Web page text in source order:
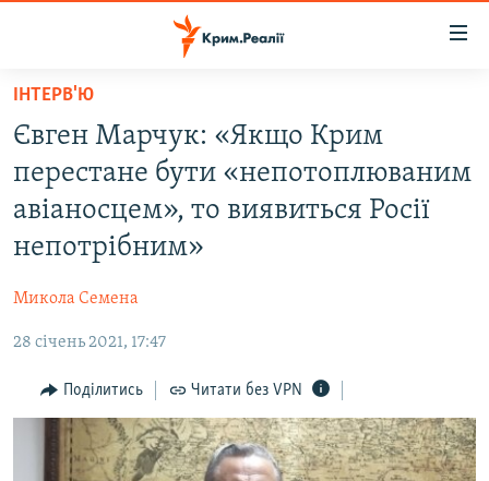
Перейти
основного
матеріалу
Перейти
до
основної
Перейти
до
ВІДЕО ТА ФОТО
ІНТЕРВ'Ю
ВСЕ ЗА ДЕНЬ
СПЕЦПРОЕКТИ
ДЕПОРТАЦІЯ
ЯК ОБІЙТИ БЛОКУВАННЯ
ІНТЕРВ'Ю
Євген Марчук: «Якщо Крим
перестане бути «непотоплюваним
авіаносцем», то виявиться Росії
непотрібним»
Микола Семена
28 січень 2021, 17:47
Поділитись Читати без VPN